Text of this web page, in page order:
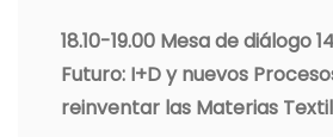
18.10-19.00 Mesa de diálogo
Futuro: I+D y nuevos
reinventar las Materias